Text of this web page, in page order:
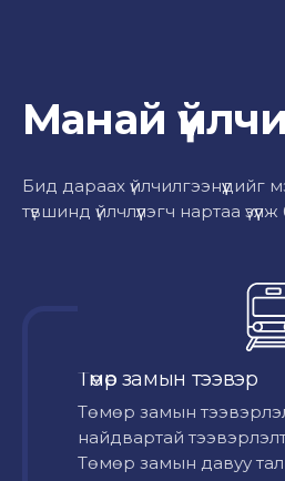
Манай
Бид дараах
түвшинд үйлчлүүлэгч нартаа
Төмөр замын тээвэр
Төмөр замын
найдвартай
Төмөр замын давуу тал